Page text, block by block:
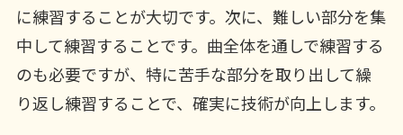
に練習することが大切です。次に、難しい部分を集
中して練習することです。曲全体を通しで練習する
のも必要ですが、特に苦手な部分を取り出して繰
り返し練習することで、確実に技術が向上します。